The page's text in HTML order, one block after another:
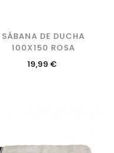
SÁBANA DE DUCHA
100X150 ROSA
Precio
19,99 €